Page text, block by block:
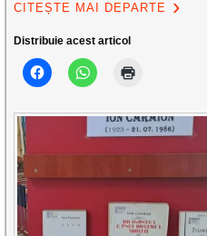
CITEȘTE MAI DEPARTE
Distribuie acest articol